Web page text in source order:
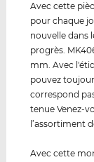
Avec cette
pour chaque
nouvelle dans
progrès.
mm. Avec
pouvez
correspond
tenue Venez-
l’assortiment
Avec cette